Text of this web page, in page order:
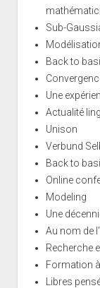
Sub-
Back to
Une
Actualité
Unison
Verbund
Back to
Online
Modeling
Une
Au nom de
Recherche
Formation
Libres